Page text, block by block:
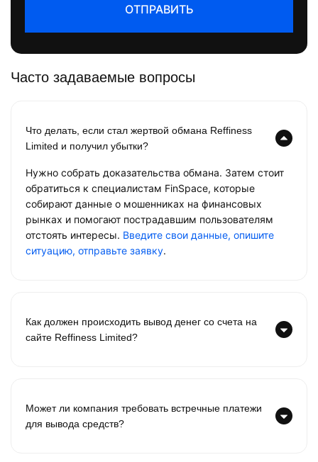
ОТПРАВИТЬ
Часто задаваемые вопросы
Что делать, если стал жертвой обмана Reffiness
Limited и получил убытки?
Нужно собрать доказательства обмана. Затем стоит
обратиться к специалистам FinSpace, которые
собирают данные о мошенниках на финансовых
рынках и помогают пострадавшим пользователям
отстоять интересы. Введите свои данные, опишите
ситуацию, отправьте заявку.
Как должен происходить вывод денег со счета на
сайте Reffiness Limited?
Может ли компания требовать встречные платежи
для вывода средств?